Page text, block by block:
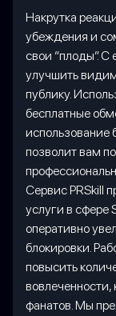
Накрутка
убеждения и
свои “плоды”.
улучшить
публику.
бесплатные
использование
позволит вам
Сервис PRSkill
услуги в
оперативно
блокировки.
повысить
вовлеченности,
фанатов. Мы